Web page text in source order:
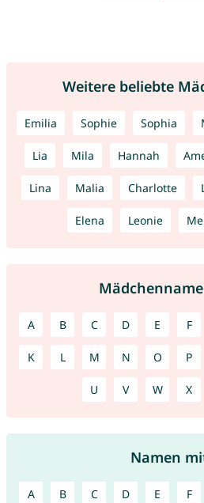
Weitere beliebte
Emilia Sophie Sophia
Lia Mila Hannah
Lina Malia Charlotte
Elena Leonie
A B C D E F
K L M N O P
U V W X
Namen
A B C D E F